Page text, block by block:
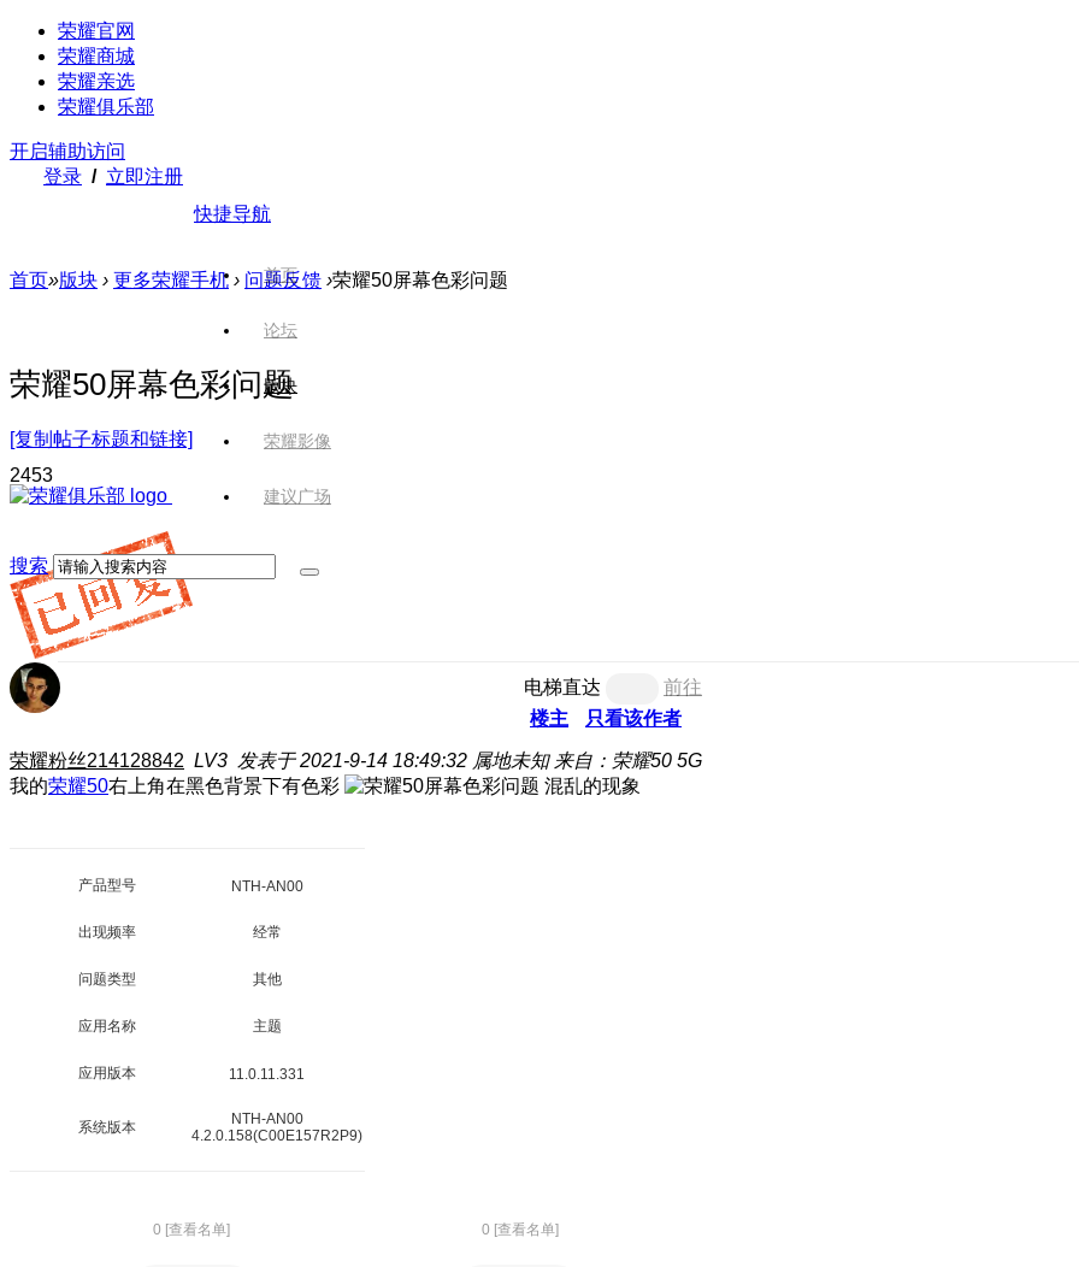
荣耀官网
荣耀商城
荣耀亲选
荣耀俱乐部
开启辅助访问
登录 / 立即注册
快捷导航
首页
论坛
版块
荣耀影像
建议广场
搜索
首页»版块 › 更多荣耀手机 › 问题反馈 ›荣耀50屏幕色彩问题
荣耀50屏幕色彩问题
[复制帖子标题和链接]
2453
电梯直达
前往
楼主
只看该作者
荣耀粉丝214128842 LV3 发表于 2021-9-14 18:49:32 属地未知 来自：荣耀50 5G
我的荣耀50右上角在黑色背景下有色彩 混乱的现象
产品型号 NTH-AN00
出现频率 经常
问题类型 其他
应用名称 主题
应用版本 11.0.11.331
系统版本
NTH-AN00
4.2.0.158(C00E157R2P9)
0 [查看名单] 0 [查看名单]